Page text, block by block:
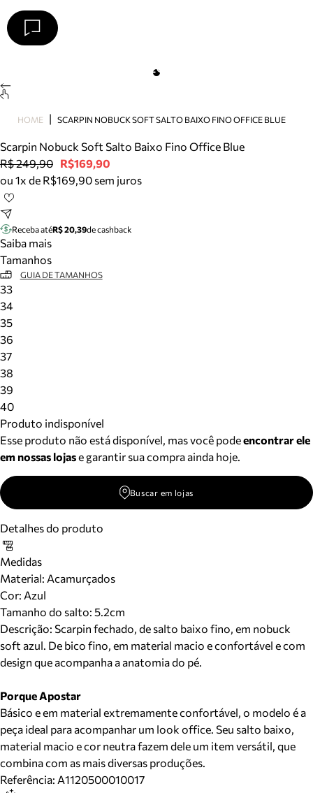
Papete
Scarpin
Mocassim
Bolsa
Tênis
Mule
Rasteira
Precisa de ajuda?
Arezzo
HOME SCARPIN NOBUCK SOFT SALTO BAIXO FINO OFFICE BLUE
Scarpin Nobuck Soft Salto Baixo Fino Office Blue
R$ 249,90 R$169,90
ou 1x de R$169,90 sem juros
Receba atéR$ 20,39de cashback
Saiba mais
Tamanhos
GUIA DE TAMANHOS
33
34
35
36
37
38
39
40
Produto indisponível
Esse produto não está disponível, mas você podeencontrar ele
em nossas lojase garantir sua compra ainda hoje.
Buscar em lojas
Detalhes do produto
Medidas
Material: Acamurçados
Cor: Azul
Tamanho do salto: 5.2cm
Descrição: Scarpin fechado, de salto baixo fino, em nobuck
soft azul. De bico fino, em material macio e confortável e com
design que acompanha a anatomia do pé.
Porque Apostar
Básico e em material extremamente confortável, o modelo é a
peça ideal para acompanhar um look office. Seu salto baixo,
material macio e cor neutra fazem dele um item versátil, que
combina com as mais diversas produções.
Referência: A1120500010017